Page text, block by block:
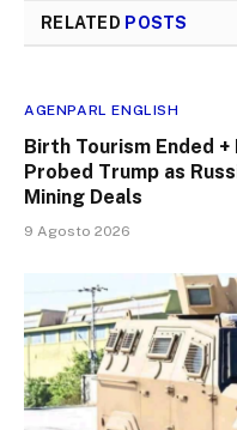
RELATED POSTS
AGENPARL ENGLISH
Birth Tourism Ended
Probed Trump as
Mining Deals
9 Agosto 2026